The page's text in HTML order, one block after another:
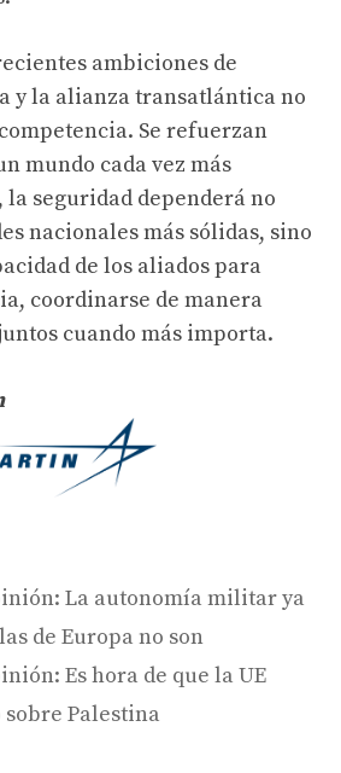
ambiciones de
y la alianza transatlántica no
Se refuerzan
mundo cada vez más
seguridad dependerá no
nacionales más sólidas, sino
de los aliados para
coordinarse de manera
cuando más importa.
La autonomía militar ya
de Europa no son
Es hora de que la UE
Palestina